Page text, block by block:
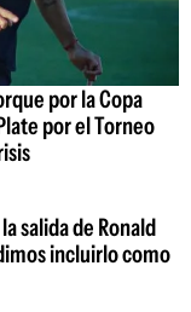
por la Copa
por el Torneo
salida de Ronald
incluirlo como